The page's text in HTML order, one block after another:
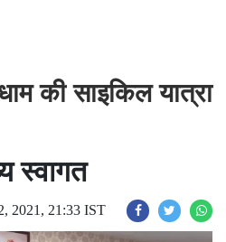
की साइकिल यात्रा
स्वागत
2021, 21:33 IST